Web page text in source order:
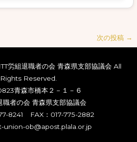
次の投稿 →
労組退職者の会 青森県支部協議会 All
Rights Reserved.
青森市橋本２－１－６
職者の会 青森県支部協議会
8241 FAX：017-775-2882
union-ob@apost.plala.or.jp